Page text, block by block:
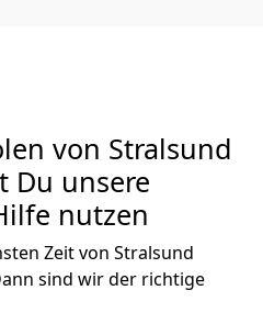
von Stralsund
Du unsere
nutzen
Zeit von Stralsund
sind wir der richtige